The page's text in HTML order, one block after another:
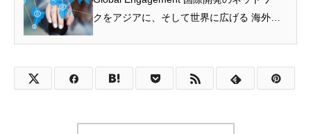
クをアジアに、そして世界に広げる 海外の